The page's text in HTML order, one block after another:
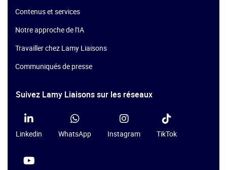
Contenus et services
Notre approche de l'IA
Travailler chez Lamy Liaisons
Communiqués de presse
Suivez Lamy Liaisons sur les réseaux
Linkedin WhatsApp Instagram TikTok